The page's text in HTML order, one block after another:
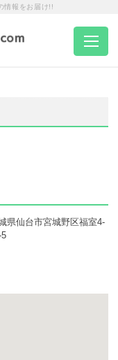
情報をお届け!!
県仙台市宮城野区福室4-
5